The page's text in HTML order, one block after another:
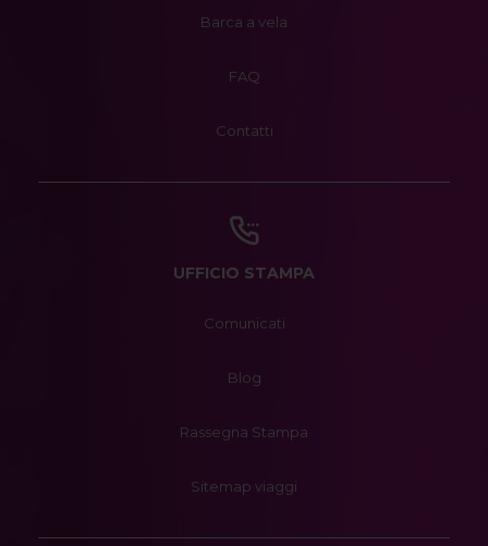
Barca a vela
FAQ
Contatti
UFFICIO STAMPA
Comunicati
Blog
Rassegna Stampa
Sitemap viaggi